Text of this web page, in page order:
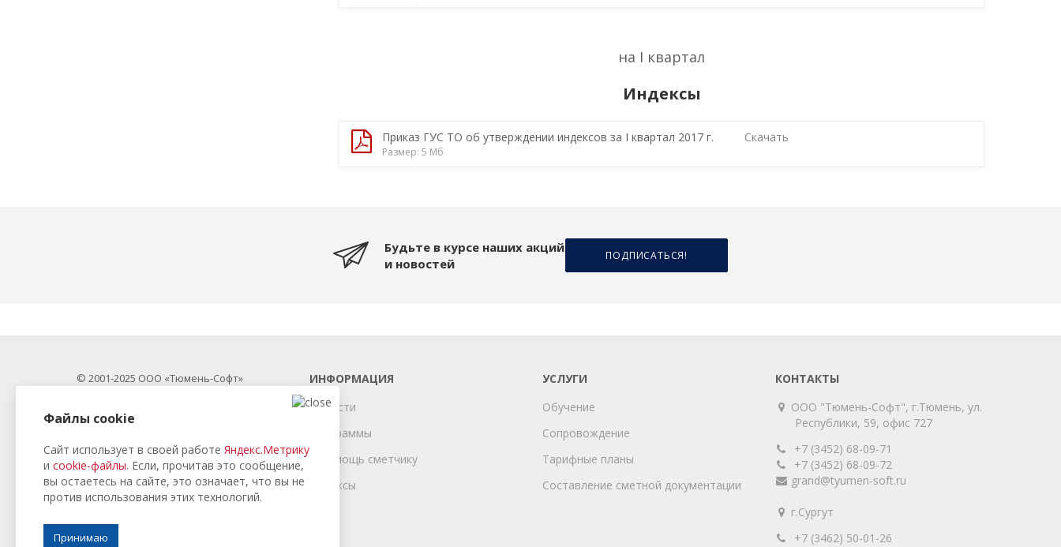
на I квартал
Индексы
Приказ ГУС ТО об утверждении индексов за I квартал 2017 г.
Размер: 5 Мб
Скачать
Будьте в курсе наших акций
и новостей
ПОДПИСАТЬСЯ!
ИНФОРМАЦИЯ
Новости
Программы
В помощь сметчику
Индексы
УСЛУГИ
Обучение
Сопровождение
Тарифные планы
Составление сметной документации
КОНТАКТЫ
ООО "Тюмень-Софт", г.Тюмень, ул.
Республики, 59, офис 727
+7 (3452) 68-09-71
+7 (3452) 68-09-72
grand@tyumen-soft.ru
г.Сургут
+7 (3462) 50-01-26
© 2001-2025 ООО «Тюмень-Софт»
Телефон: +7 (3452) 68-09-71
Файлы cookie
Сайт использует в своей работе Яндекс.Метрику
и cookie-файлы. Если, прочитав это сообщение,
вы остаетесь на сайте, это означает, что вы не
против использования этих технологий.
Принимаю